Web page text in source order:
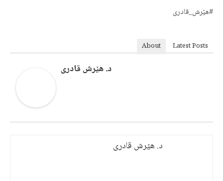
#هێرش_قادری
About Latest Posts
د. هێرش قادری
د. هێرش قادری